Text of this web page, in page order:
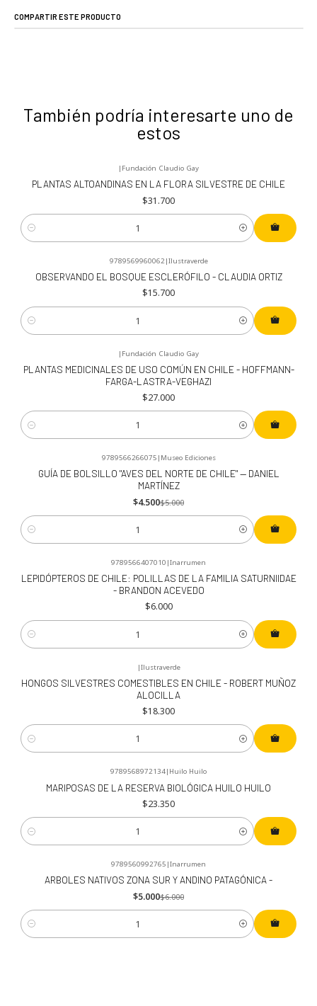
COMPARTIR ESTE PRODUCTO
También podría interesarte uno de
estos
| Fundación Claudio Gay
PLANTAS ALTOANDINAS EN LA FLORA SILVESTRE DE CHILE
$31.700
Cantidad
9789569960062|Ilustraverde
OBSERVANDO EL BOSQUE ESCLERÓFILO - CLAUDIA ORTIZ
$15.700
Cantidad
| Fundación Claudio Gay
PLANTAS MEDICINALES DE USO COMÚN EN CHILE - HOFFMANN-
FARGA-LASTRA-VEGHAZI
$27.000
Cantidad
-10%OFF
9789566266075 | Museo Ediciones
GUÍA DE BOLSILLO "AVES DEL NORTE DE CHILE" — DANIEL
MARTÍNEZ
$4.500$5.000
Cantidad
9789566407010 |Inarrumen
LEPIDÓPTEROS DE CHILE: POLILLAS DE LA FAMILIA SATURNIIDAE
- BRANDON ACEVEDO
$6.000
Cantidad
|Ilustraverde
HONGOS SILVESTRES COMESTIBLES EN CHILE - ROBERT MUÑOZ
ALOCILLA
$18.300
Cantidad
9789568972134| Huilo Huilo
MARIPOSAS DE LA RESERVA BIOLÓGICA HUILO HUILO
$23.350
Cantidad
-17%OFF
9789560992765 |Inarrumen
ARBOLES NATIVOS ZONA SUR Y ANDINO PATAGÓNICA -
$5.000$6.000
Cantidad